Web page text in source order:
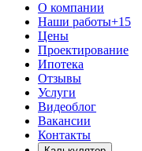
О компании
Наши работы+15
Цены
Проектирование
Ипотека
Отзывы
Услуги
Видеоблог
Вакансии
Контакты